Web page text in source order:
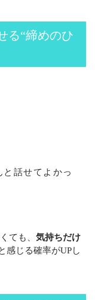
る“締めのひ
話せてよかっ
ても、 気持ちだけ
感じる確率がUPし